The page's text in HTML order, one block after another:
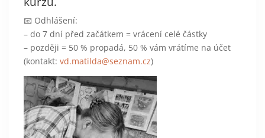
📧 Odhlášení:
– do 7 dní před začátkem = vrácení celé částky
– později = 50 % propadá, 50 % vám vrátíme na účet
(kontakt: vd.matilda@seznam.cz)